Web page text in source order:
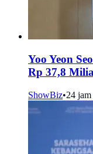
Yoo Yeon
Rp 37,8
ShowBiz•24